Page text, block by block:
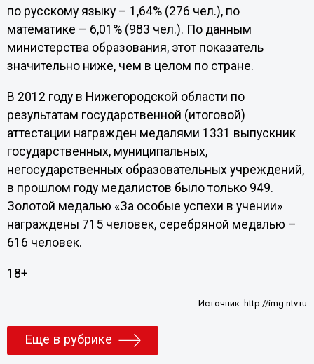
по русскому языку – 1,64% (276 чел.), по
математике – 6,01% (983 чел.). По данным
министерства образования, этот показатель
значительно ниже, чем в целом по стране.
В 2012 году в Нижегородской области по
результатам государственной (итоговой)
аттестации награжден медалями 1331 выпускник
государственных, муниципальных,
негосударственных образовательных учреждений,
в прошлом году медалистов было только 949.
Золотой медалью «За особые успехи в учении»
награждены 715 человек, серебряной медалью –
616 человек.
18+
Источник: http://img.ntv.ru
Еще в рубрике